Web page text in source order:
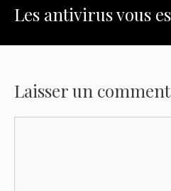
Les antivirus vous
Laisser un